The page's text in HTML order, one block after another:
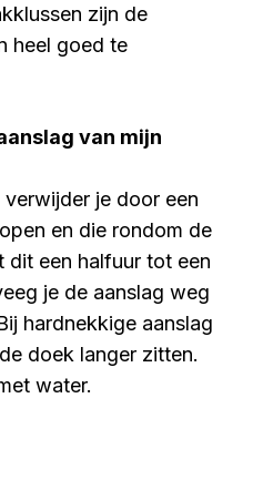
zijn de
heel goed te
van mijn
je door een
en die rondom de
dit een halfuur tot een
je de aanslag weg
hardnekkige aanslag
doek langer zitten.
water.